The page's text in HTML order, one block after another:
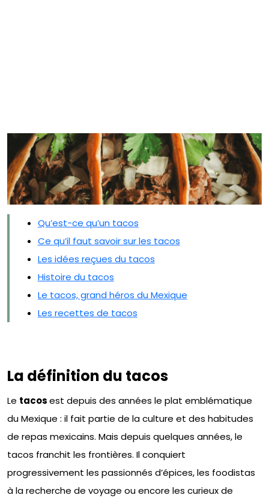
Qu’est-ce qu’un tacos
Ce qu’il faut savoir sur les tacos
Les idées reçues du tacos
Histoire du tacos
Le tacos, grand héros du Mexique
Les recettes de tacos
La définition du tacos
Le tacosest depuis des années le plat emblématique
du Mexique : il fait partie de la culture et des habitudes
de repas mexicains. Mais depuis quelques années, le
tacos franchit les frontières. Il conquiert
progressivement les passionnés d’épices, les foodistas
à la recherche de voyage ou encore les curieux de